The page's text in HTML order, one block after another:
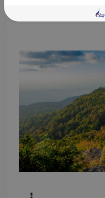
เที่ยว
อุทยาน
ครบ
ทั้ง
กิจกรรม
จุด
เช็
กอิน